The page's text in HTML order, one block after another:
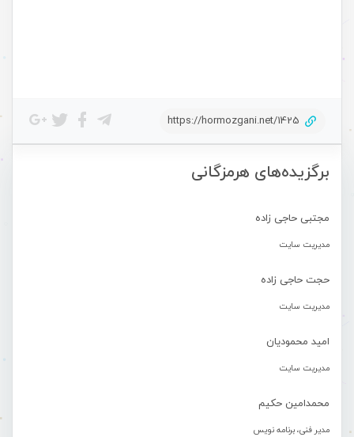
برگزیده‌های هرمزگانی
مجتبی حاجی زاده
مدیریت سایت
حجت حاجی زاده
مدیریت سایت
امید محمودیان
مدیریت سایت
محمدامین حکیم
مدیر فنی، برنامه نویس
https://hormozgani.net/1425